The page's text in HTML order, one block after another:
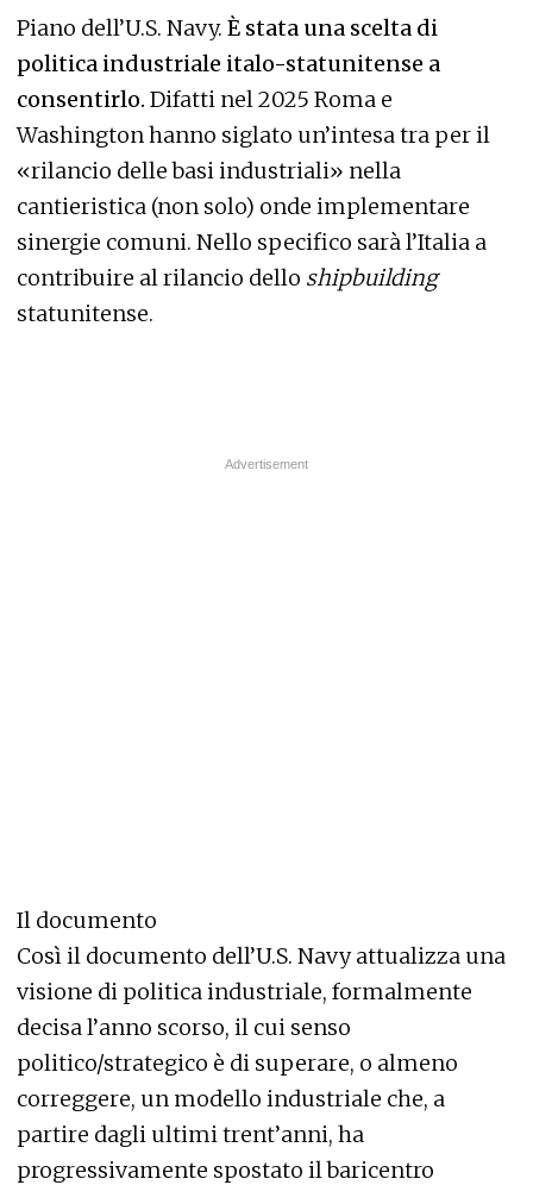
Piano dell’U.S. Navy. È stata una scelta di
politica industriale italo-statunitense a
consentirlo. Difatti nel 2025 Roma e
Washington hanno siglato un’intesa tra per il
«rilancio delle basi industriali» nella
cantieristica (non solo) onde implementare
sinergie comuni. Nello specifico sarà l’Italia a
contribuire al rilancio dello shipbuilding
statunitense.
Il documento
Così il documento dell’U.S. Navy attualizza una
visione di politica industriale, formalmente
decisa l’anno scorso, il cui senso
politico/strategico è di superare, o almeno
correggere, un modello industriale che, a
partire dagli ultimi trent’anni, ha
progressivamente spostato il baricentro